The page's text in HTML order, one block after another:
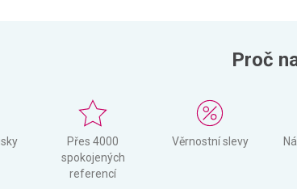
Proč
Přes 4000
spokojených
referencí
Věrnostní slevy